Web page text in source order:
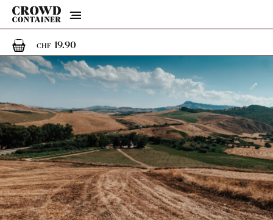
Menu
CHF 19.901 Artikel im Warenkorb